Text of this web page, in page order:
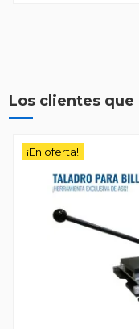
Los clientes
¡En oferta!